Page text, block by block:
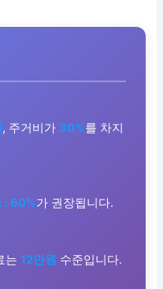
, 주거비가 30%를 차지
: 60%가 권장됩니다.
는 12만원 수준입니다.